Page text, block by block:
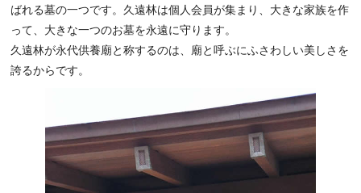
ばれる墓の一つです。久遠林は個人会員が集まり、大きな家族を作
って、大きな一つのお墓を永遠に守ります。
久遠林が永代供養廟と称するのは、廟と呼ぶにふさわしい美しさを
誇るからです。